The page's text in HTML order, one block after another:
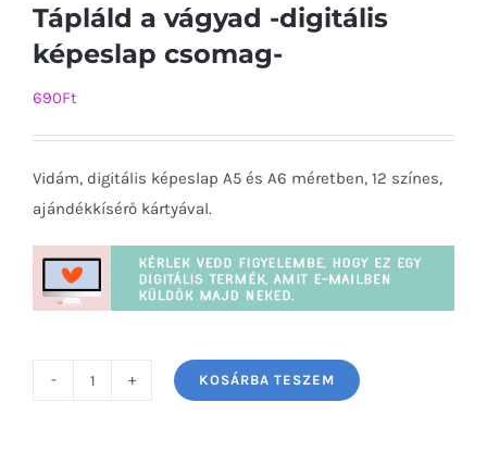
Tápláld a vágyad -digitális
képeslap csomag-
690Ft
Vidám, digitális képeslap A5 és A6 méretben, 12 színes,
ajándékkísérő kártyával.
KOSÁRBA TESZEM